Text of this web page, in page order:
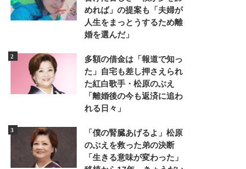
めれば」の提案も「夫婦が
人生をまっとうするため離
婚を選んだ」
多額の借金は「報道で知っ
た」自宅も差し押さえられ
た紅白歌手・松原のぶえ
「離婚後の今も返済に追わ
れる日々」
「僕の腎臓あげるよ」松原
のぶえを救った弟の決断
「生きる意味が変わった」